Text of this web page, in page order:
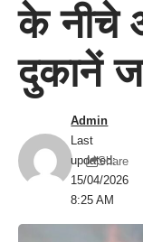
के नीचे
दुकानें
Last
updated:
15/04/2026
8:25 AM
Admin
Share